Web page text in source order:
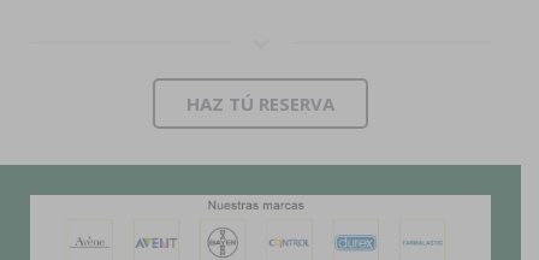
HAZ TÚ RESERVA